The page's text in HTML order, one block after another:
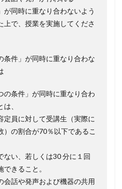
が同時に重なり合わないよう
上で、授業を実施してくださ
件」が同時に重なり合わな
条件」が同時に重なり合わ
、
定員に対して受講生（実際に
）の割合が70％以下であるこ
ない、若しくは30 分に１回
きること。
会話や発声および機器の共用